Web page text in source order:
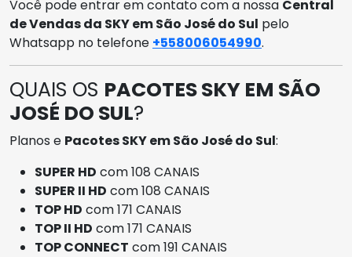
Você pode entrar em contato com a nossa Central
de Vendas da SKY em São José do Sul pelo
Whatsapp no telefone +558006054990.
QUAIS OS PACOTES SKY EM SÃO
JOSÉ DO SUL?
Planos e Pacotes SKY em São José do Sul:
SUPER HD com 108 CANAIS
SUPER II HD com 108 CANAIS
TOP HD com 171 CANAIS
TOP II HD com 171 CANAIS
TOP CONNECT com 191 CANAIS